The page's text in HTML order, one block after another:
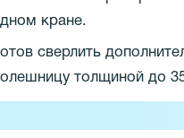
кране.
сверлить
толщиной до